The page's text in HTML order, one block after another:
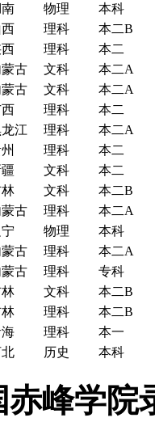
物理
本科
理科
本二B
西 理科
本二
古 文科
本二A
古 文科
本二A
西 理科
本二
江 理科
本二A
理科
本二
文科
本二
文科
本二B
古 理科
本二A
物理
本科
古 理科
本二A
古 理科
专科
文科
本二B
理科
本二B
理科
本一
历史 本科
赤峰学院